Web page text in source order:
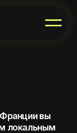
вы
локальным